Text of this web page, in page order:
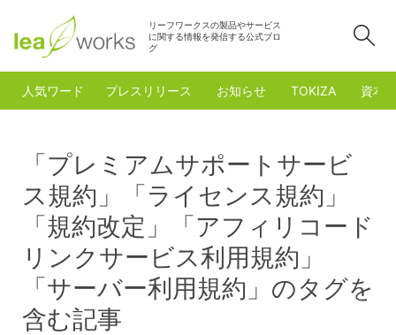
リーフワークスの製品やサービス
に関する情報を発信する公式ブロ
グ
人気ワード プレスリリース お知らせ TOKIZA 資本
「プレミアムサポートサービ
ス規約」「ライセンス規約」
「規約改定」「アフィリコード
リンクサービス利用規約」
「サーバー利用規約」のタグを
含む記事